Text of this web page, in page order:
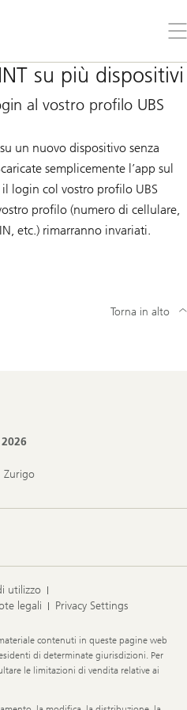
il
su più dispositivi
al vostro profilo UBS
un nuovo dispositivo senza
semplicemente l’app sul
login col vostro profilo UBS
profilo (numero di cellulare,
etc.) rimarranno invariati.
Torna in alto
Zurigo
utilizzo
legali Privacy Settings
contenuti in queste pagine web
di determinate giurisdizioni. Per
le limitazioni di vendita relative ai